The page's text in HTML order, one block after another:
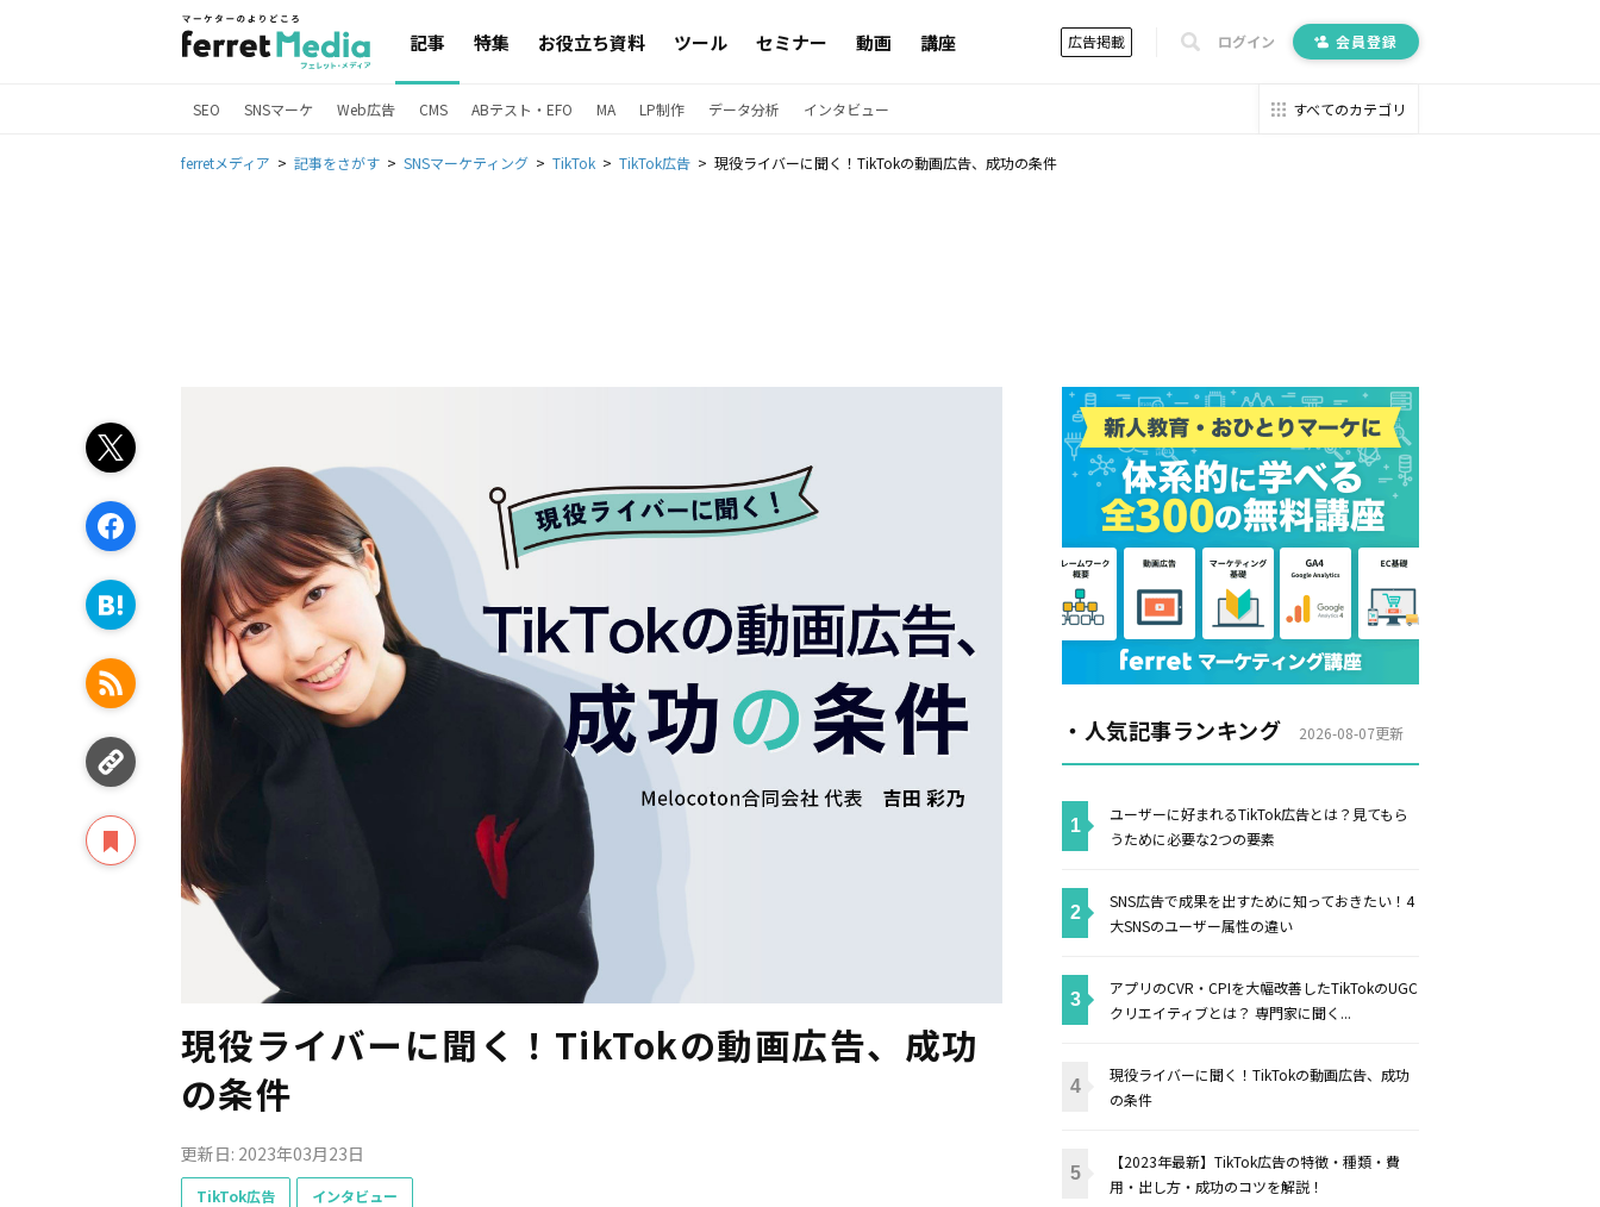
記事 特集 お役立ち資料 ツール セミナー 動画 講座 広告掲載 ログイン 会員登録
SEO SNSマーケ Web広告 CMS ABテスト・EFO MA LP制作 データ分析 インタビュー すべてのカテゴリ
ferretメディア 記事をさがす SNSマーケティング TikTok TikTok広告 現役ライバーに聞く！TikTokの動画広告、成功の条件
現役ライバーに聞く！TikTokの動画広告、成功
の条件
更新日: 2023年03月23日
TikTok広告 インタビュー
・人気記事ランキング 2026-08-07更新
ユーザーに好まれるTikTok広告とは？見てもら
うために必要な2つの要素
SNS広告で成果を出すために知っておきたい！4
大SNSのユーザー属性の違い
アプリのCVR・CPIを大幅改善したTikTokのUGC
クリエイティブとは？ 専門家に聞く...
現役ライバーに聞く！TikTokの動画広告、成功
の条件
【2023年最新】TikTok広告の特徴・種類・費
用・出し方・成功のコツを解説！